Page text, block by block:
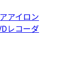
アイロン
レコーダ